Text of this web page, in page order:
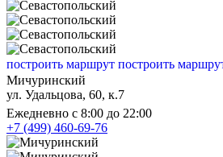
построить маршрут построить
Мичуринский
ул. Удальцова, 60, к.7
Ежедневно с 8:00 до 22:00
+7 (499) 460-69-76